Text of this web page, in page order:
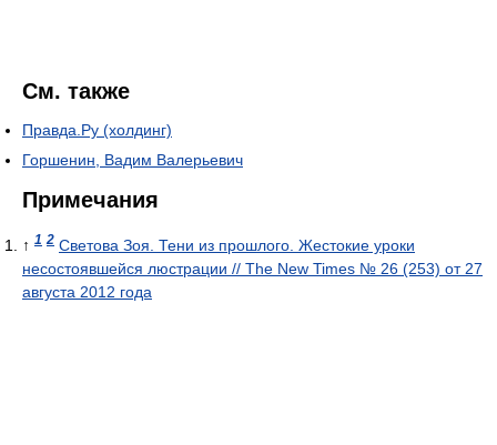
См. также
Правда.Ру (холдинг)
Горшенин, Вадим Валерьевич
Примечания
↑ 1 2 Светова Зоя. Тени из прошлого. Жестокие уроки
несостоявшейся люстрации // The New Times № 26 (253) от 27
августа 2012 года